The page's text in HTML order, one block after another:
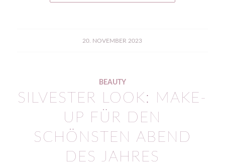
20. NOVEMBER 2023
BEAUTY
SILVESTER LOOK: MAKE-
UP FÜR DEN
SCHÖNSTEN ABEND
DES JAHRES